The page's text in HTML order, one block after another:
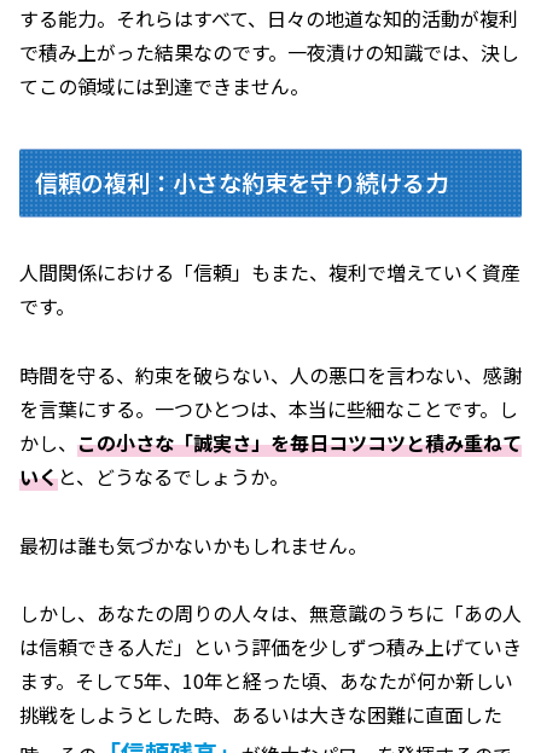
する能力。それらはすべて、日々の地道な知的活動が複利
で積み上がった結果なのです。一夜漬けの知識では、決し
てこの領域には到達できません。
信頼の複利：小さな約束を守り続ける力
人間関係における「信頼」もまた、複利で増えていく資産
です。
時間を守る、約束を破らない、人の悪口を言わない、感謝
を言葉にする。一つひとつは、本当に些細なことです。し
かし、 この小さな「誠実さ」を毎日コツコツと積み重ねて
いくと、どうなるでしょうか。
最初は誰も気づかないかもしれません。
しかし、あなたの周りの人々は、無意識のうちに「あの人
は信頼できる人だ」という評価を少しずつ積み上げていき
ます。そして5年、10年と経った頃、あなたが何か新しい
挑戦をしようとした時、あるいは大きな困難に直面した